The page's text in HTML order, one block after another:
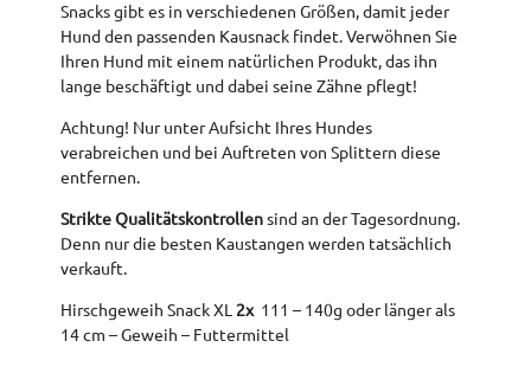
Snacks gibt es in verschiedenen Größen, damit jeder
Hund den passenden Kausnack findet. Verwöhnen Sie
Ihren Hund mit einem natürlichen Produkt, das ihn
lange beschäftigt und dabei seine Zähne pflegt!
Achtung! Nur unter Aufsicht Ihres Hundes
verabreichen und bei Auftreten von Splittern diese
entfernen.
Strikte Qualitätskontrollensind an der Tagesordnung.
Denn nur die besten Kaustangen werden tatsächlich
verkauft.
Hirschgeweih Snack XL 2x111 – 140g oder länger als
14 cm – Geweih – Futtermittel